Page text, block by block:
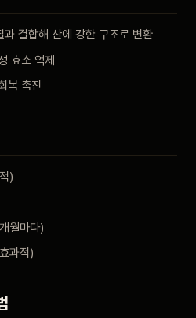
과 결합해 산에 강한 구조로 변환
효소 억제
복 촉진
)
월마다)
과적)